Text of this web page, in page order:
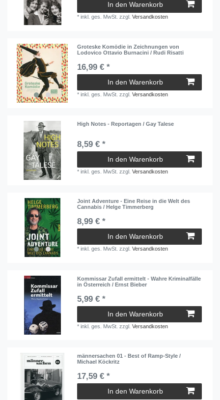
In den Warenkorb
*inkl. ges. MwSt. zzgl.Versandkosten
Groteske Komödie in Zeichnungen von
Lodovico Ottavio Burnacini / Rudi Risatti
16,99 € *
In den Warenkorb
*inkl. ges. MwSt. zzgl.Versandkosten
High Notes - Reportagen / Gay Talese
8,59 € *
In den Warenkorb
*inkl. ges. MwSt. zzgl.Versandkosten
Joint Adventure - Eine Reise in die Welt des
Cannabis / Helge Timmerberg
8,99 € *
In den Warenkorb
*inkl. ges. MwSt. zzgl.Versandkosten
Kommissar Zufall ermittelt - Wahre Kriminalfälle
in Österreich / Ernst Bieber
5,99 € *
In den Warenkorb
*inkl. ges. MwSt. zzgl.Versandkosten
männersachen 01 - Best of Ramp-Style /
Michael Köckritz
17,59 € *
In den Warenkorb